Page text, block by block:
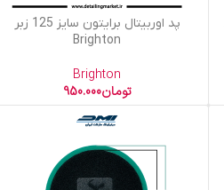
افزودن به سبد خرید
پد اوربیتال برایتون سایز 125 زبر
Brighton
Brighton
تومان950.000